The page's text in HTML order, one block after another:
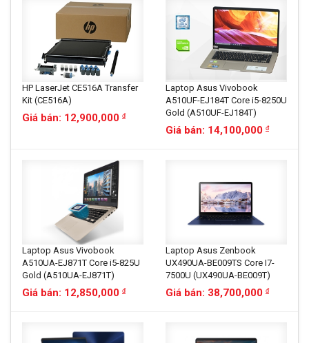
HP LaserJet CE516A Transfer
Kit (CE516A)
Giá bán: 12,900,000 đ
Laptop Asus Vivobook
A510UF-EJ184T Core i5-8250U
Gold (A510UF-EJ184T)
Giá bán: 14,100,000 đ
Laptop Asus Vivobook
A510UA-EJ871T Core i5-825U
Gold (A510UA-EJ871T)
Giá bán: 12,850,000 đ
Laptop Asus Zenbook
UX490UA-BE009TS Core I7-
7500U (UX490UA-BE009T)
Giá bán: 38,700,000 đ